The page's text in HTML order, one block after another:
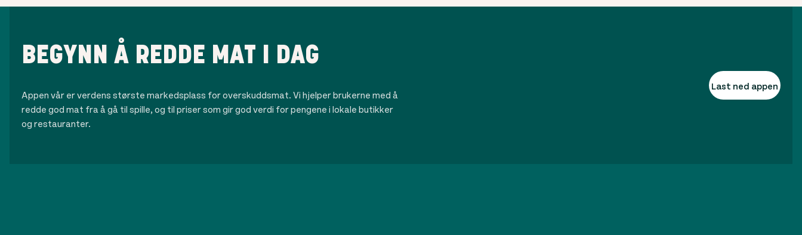
BEGYNN Å REDDE MAT I DAG
Appen vår er verdens største markedsplass for overskuddsmat. Vi hjelper brukerne med å
redde god mat fra å gå til spille, og til priser som gir god verdi for pengene i lokale butikker
og restauranter.
Last ned appen